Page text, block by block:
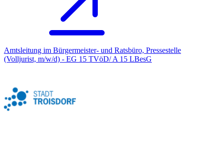
Amtsleitung im Bürgermeister- und Ratsbüro, Pressestelle
(Volljurist, m/w/d) - EG 15 TVöD/ A 15 LBesG